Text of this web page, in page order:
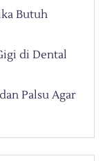
Butuh
di Dental
Palsu Agar